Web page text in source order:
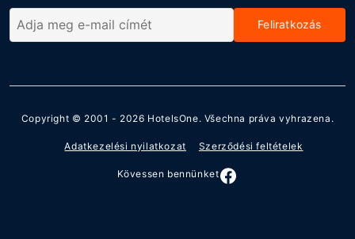
Feliratkozás
Copyright © 2001 - 2026 HotelsOne. Všechna práva vyhrazena.
Adatkezelési nyilatkozat Szerződési feltételek
Kövessen bennünket